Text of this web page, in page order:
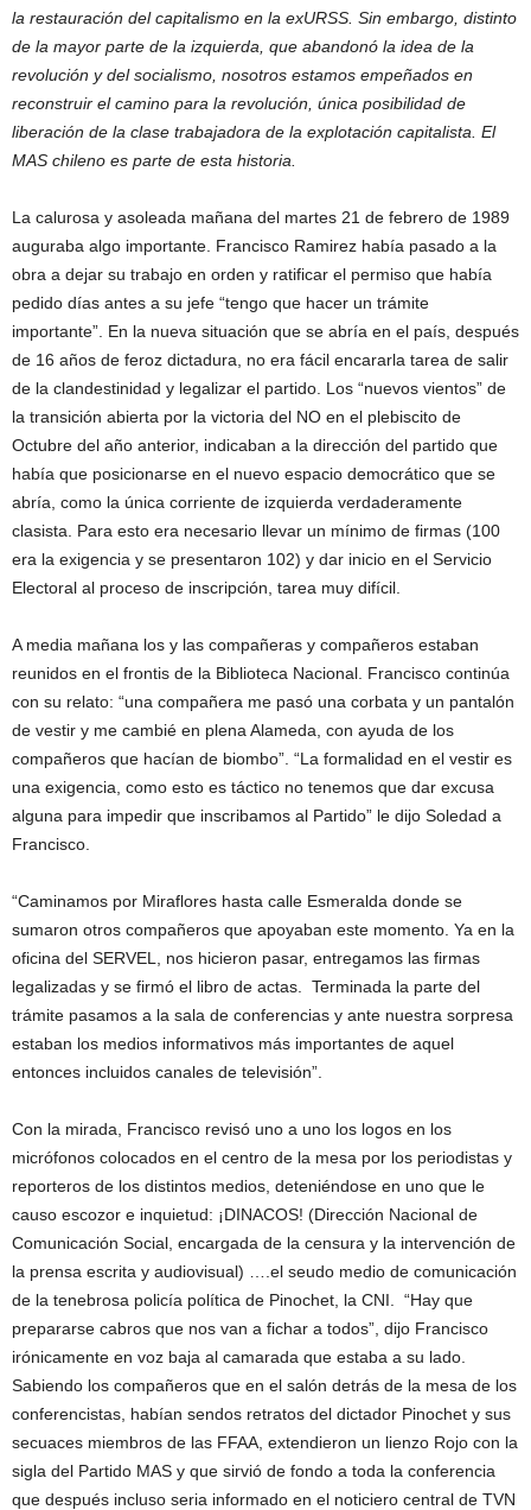
la restauración del capitalismo en la exURSS. Sin embargo, distinto
de la mayor parte de la izquierda, que abandonó la idea de la
revolución y del socialismo, nosotros estamos empeñados en
reconstruir el camino para la revolución, única posibilidad de
liberación de la clase trabajadora de la explotación capitalista. El
MAS chileno es parte de esta historia.
La calurosa y asoleada mañana del martes 21 de febrero de 1989
auguraba algo importante. Francisco Ramirez había pasado a la
obra a dejar su trabajo en orden y ratificar el permiso que había
pedido días antes a su jefe “tengo que hacer un trámite
importante”. En la nueva situación que se abría en el país, después
de 16 años de feroz dictadura, no era fácil encararla tarea de salir
de la clandestinidad y legalizar el partido. Los “nuevos vientos” de
la transición abierta por la victoria del NO en el plebiscito de
Octubre del año anterior, indicaban a la dirección del partido que
había que posicionarse en el nuevo espacio democrático que se
abría, como la única corriente de izquierda verdaderamente
clasista. Para esto era necesario llevar un mínimo de firmas (100
era la exigencia y se presentaron 102) y dar inicio en el Servicio
Electoral al proceso de inscripción, tarea muy difícil.
A media mañana los y las compañeras y compañeros estaban
reunidos en el frontis de la Biblioteca Nacional. Francisco continúa
con su relato: “una compañera me pasó una corbata y un pantalón
de vestir y me cambié en plena Alameda, con ayuda de los
compañeros que hacían de biombo”. “La formalidad en el vestir es
una exigencia, como esto es táctico no tenemos que dar excusa
alguna para impedir que inscribamos al Partido” le dijo Soledad a
Francisco.
“Caminamos por Miraflores hasta calle Esmeralda donde se
sumaron otros compañeros que apoyaban este momento. Ya en la
oficina del SERVEL, nos hicieron pasar, entregamos las firmas
legalizadas y se firmó el libro de actas. Terminada la parte del
trámite pasamos a la sala de conferencias y ante nuestra sorpresa
estaban los medios informativos más importantes de aquel
entonces incluidos canales de televisión”.
Con la mirada, Francisco revisó uno a uno los logos en los
micrófonos colocados en el centro de la mesa por los periodistas y
reporteros de los distintos medios, deteniéndose en uno que le
causo escozor e inquietud: ¡DINACOS! (Dirección Nacional de
Comunicación Social, encargada de la censura y la intervención de
la prensa escrita y audiovisual) ….el seudo medio de comunicación
de la tenebrosa policía política de Pinochet, la CNI. “Hay que
prepararse cabros que nos van a fichar a todos”, dijo Francisco
irónicamente en voz baja al camarada que estaba a su lado.
Sabiendo los compañeros que en el salón detrás de la mesa de los
conferencistas, habían sendos retratos del dictador Pinochet y sus
secuaces miembros de las FFAA, extendieron un lienzo Rojo con la
sigla del Partido MAS y que sirvió de fondo a toda la conferencia
que después incluso seria informado en el noticiero central de TVN